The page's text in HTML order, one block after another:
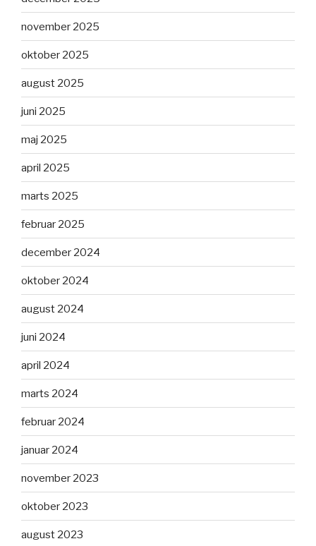
november 2025
oktober 2025
august 2025
juni 2025
maj 2025
april 2025
marts 2025
februar 2025
december 2024
oktober 2024
august 2024
juni 2024
april 2024
marts 2024
februar 2024
januar 2024
november 2023
oktober 2023
august 2023